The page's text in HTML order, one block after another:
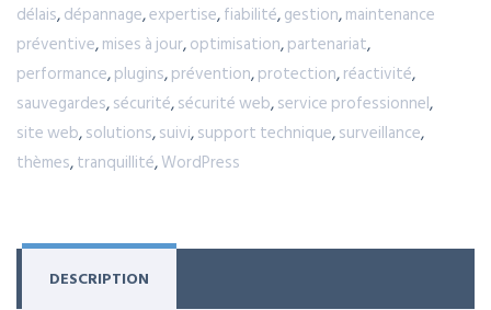
délais,dépannage,expertise,fiabilité,gestion,maintenance
préventive,mises à jour,optimisation,partenariat,
performance,plugins,prévention,protection,réactivité,
sauvegardes,sécurité,sécurité web,service professionnel,
site web,solutions,suivi,support technique,surveillance,
thèmes,tranquillité,WordPress
DESCRIPTION